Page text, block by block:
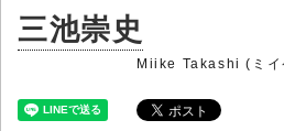
三池崇史
Miike Takashi (ミイ